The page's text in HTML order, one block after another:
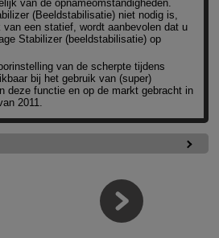
van de opnameomstandigheden.
(Beeldstabilisatie) niet nodig is,
van een statief, wordt aanbevolen dat u
Stabilizer (beeldstabilisatie) op
van de scherpte tijdens
bij het gebruik van (super)
deze functie en op de markt gebracht in
2011.